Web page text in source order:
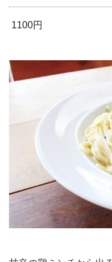
1100円